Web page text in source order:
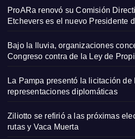
ProARa renovó su Comisión
Etchevers es el nuevo Presidente
Bajo la lluvia, organizaciones
Congreso contra de la Ley de
La Pampa presentó la licitación de
representaciones diplomáticas
Ziliotto se refirió a las próximas
rutas y Vaca Muerta